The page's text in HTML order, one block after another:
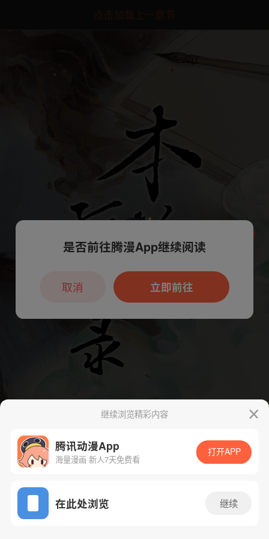
点击加载上一章节
App免费看
继续浏览精彩内容
腾讯动漫App
海量漫画 新人7天免费看
打开APP
在此处浏览 继续
本章节仅支持App阅读，可打开App新用
户7天免费看
是否前往腾漫App继续阅读
立即前往
取消